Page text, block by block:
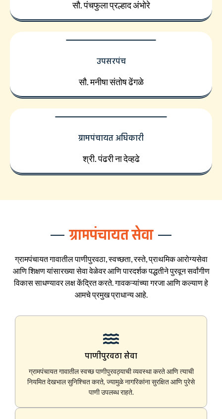
सौ. पंचफुला प्रल्हाद अंभोरे
उपसरपंच
सौ. मनीषा संतोष ढेंगळे
ग्रामपंचायत अधिकारी
श्री. पंढरी ना देव्हढे
ग्रामपंचायत सेवा
ग्रामपंचायत गावातील पाणीपुरवठा, स्वच्छता, रस्ते, प्राथमिक आरोग्यसेवा
आणि शिक्षण यांसारख्या सेवा वेळेवर आणि पारदर्शक पद्धतीने पुरवून सर्वांगीण
विकास साधण्यावर लक्ष केंद्रित करते. गावकऱ्यांच्या गरजा आणि कल्याण हे
आमचे प्रमुख प्राधान्य आहे.
पाणीपुरवठा सेवा
ग्रामपंचायत गावातील स्वच्छ पाणीपुरवठ्याची व्यवस्था करते आणि त्याची
नियमित देखभाल सुनिश्चित करते, ज्यामुळे नागरिकांना सुरक्षित आणि पुरेसे
पाणी उपलब्ध राहते.